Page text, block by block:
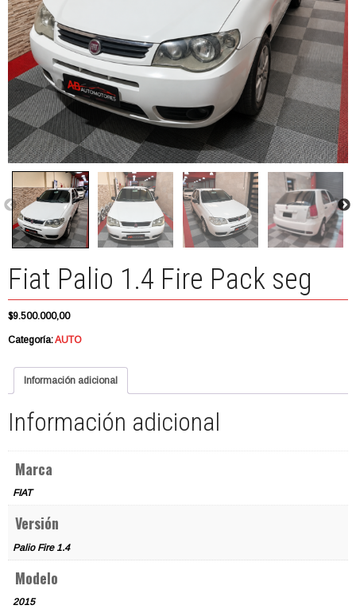
Fiat Palio 1.4 Fire Pack seg
$9.500.000,00
Categoría:AUTO
Información adicional
Información adicional
Marca
FIAT
Versión
Palio Fire 1.4
Modelo
2015